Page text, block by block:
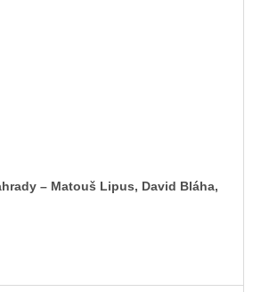
–⁠ Matouš Lipus, David Bláha,